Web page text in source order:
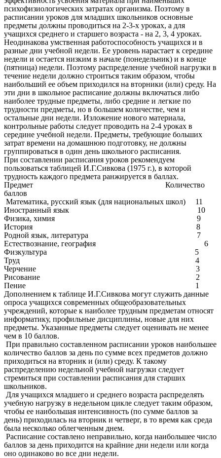
психофизиологических затратах организма. Поэтому в
расписании уроков для младших школьников основные
предметы должны проводиться на 2-3-х уроках, а для
учащихся среднего и старшего возраста - на 2, 3, 4 уроках.
Неодинакова умственная работоспособность учащихся и в
разные дни учебной недели. Ее уровень нарастает к середине
недели и остается низким в начале (понедельник) и в конце
(пятница) недели. Поэтому распределение учебной нагрузки в
течение недели должно строиться таким образом, чтобы
наибольший ее объем приходился на вторники (или) среду. На
эти дни в школьное расписание должны включаться либо
наиболее трудные предметы, либо средние и легкие по
трудности предметы, но в большем количестве, чем и
остальные дни недели. Изложение нового материала,
контрольные работы следует проводить на 2-4 уроках в
середине учебной недели. Предметы, требующие больших
затрат времени на домашнюю подготовку, не должны
группироваться в один день школьного расписания.
При составлении расписания уроков рекомендуем
пользоваться таблицей И.Г.Сивкова (1975 г.), в которой
трудность каждого предмета ранжируется в баллах.
Предмет Количество
баллов
Математика, русский язык (для национальных школ) 11
Иностранный язык 10
Физика, химия 9
История 8
Родной язык, литература 7
Естествознание, география 6
Физкультура 5
Труд 4
Черчение 3
Рисование 2
Пение 1
Дополнением к таблице И.Г.Сивкова могут служить данные
опроса учащихся современных общеобразовательных
учреждений, которые к наиболее трудным предметам относят
информатику, профильные дисциплины, новые для них
предметы. Указанные предметы следует оценивать не менее
чем в 10 баллов.
При правильно составленном расписании уроков наибольшее
количество баллов за день по сумме всех предметов должно
приходиться на вторник и (или) среду. К такому
распределению недельной учебной нагрузки следует
стремиться при составлении расписания для старших
школьников.
Для учащихся младшего и среднего возраста распределять
учебную нагрузку в недельном цикле следует таким образом,
чтобы ее наибольшая интенсивность (по сумме баллов за
день) приходилась на вторник и четверг, в то время как среда
была несколько облегченным днем.
Расписание составлено неправильно, когда наибольшее число
баллов за день приходится на крайние дни недели или когда
оно одинаково во все дни недели.